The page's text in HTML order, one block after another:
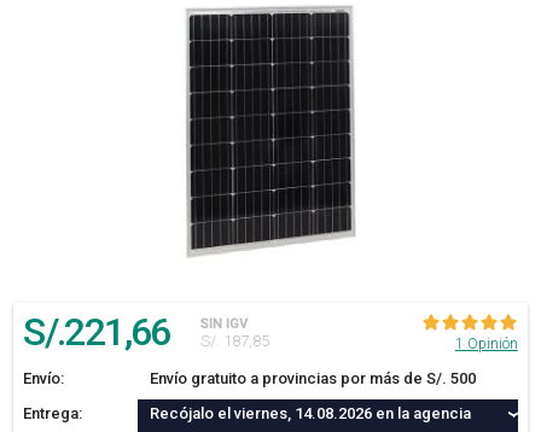
S/.221,66 SIN IGV
S/. 187,85 1 Opinión
Envío:
Envío gratuito a provincias por más de S/. 500
Entrega:
Recójalo el viernes, 14.08.2026 en la agencia